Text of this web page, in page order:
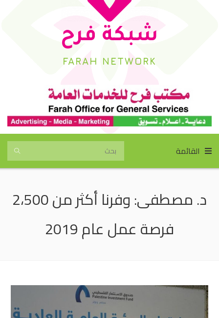
شبكة فرح
FARAH NETWORK
القائمة
د. مصطفى: وفرنا أكثر من 2،500
فرصة عمل عام 2019